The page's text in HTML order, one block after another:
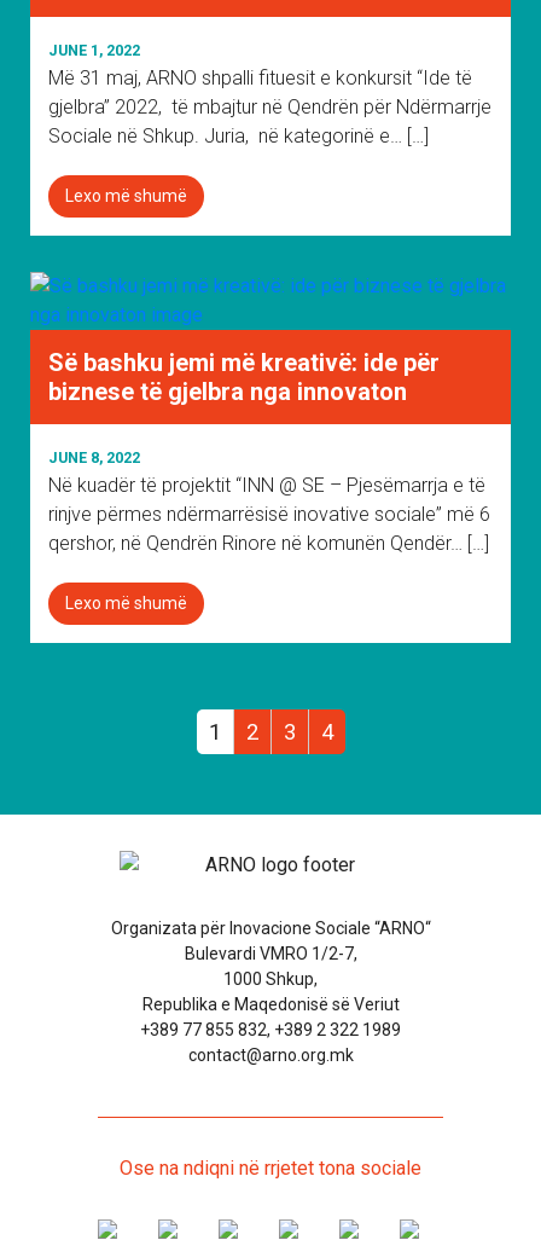
JUNE 1, 2022
Më 31 maj, ARNO shpalli fituesit e konkursit “Ide të
gjelbra” 2022, të mbajtur në Qendrën për Ndërmarrje
Sociale në Shkup. Juria, në kategorinë e… […]
Lexo më shumë
Së bashku jemi më kreativë: ide për
biznese të gjelbra nga innovaton
JUNE 8, 2022
Në kuadër të projektit “INN @ SE – Pjesëmarrja e të
rinjve përmes ndërmarrësisë inovative sociale” më 6
qershor, në Qendrën Rinore në komunën Qendër… […]
Lexo më shumë
1 2 3 4
Organizata për Inovacione Sociale “ARNO“
Bulevardi VMRO 1/2-7,
1000 Shkup,
Republika e Maqedonisë së Veriut
+389 77 855 832, +389 2 322 1989
contact@arno.org.mk
Ose na ndiqni në rrjetet tona sociale